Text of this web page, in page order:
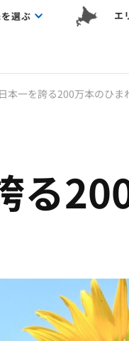
選ぶ エ
日本一を誇る200万本のひま
る